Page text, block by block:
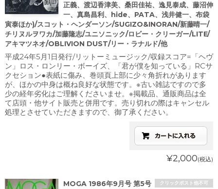
正義、渡辺香津美、桑田佳祐、逸見泰成、藤沼伸
一、真島昌利、hide、PATA、浅井健一、布袋
寅泰ほか)/スコット・ヘンダーソン/SUGIZO&INORAN/新藤晴一/
チリヌルヲワカ/加藤隆志/ユニソニック/ロビー・クリーガー/LITE/
アキマツネオ/OBLIVION DUST/リー・ラナルド/他
平成24年5月1日発行/リットーミュージック/収録スコア=「ヘヴ
ン」ロス・ロンリー・ボーイズ、「君が僕を知っている」RCサ
クセション●表紙に傷み、巻頭頁上部に少々角折れがあります
が、ほかの中身は概ね良好な状態です。※古い雑誌ですので多
少の経年劣化はご理解くださいませ。※掲載品、通販商品は全
て店頭・他サイト販売と併用です。売り切れの際はキャンセル
処理とさせていただきますので、御了承ください。
¥2,000(税込)
クリックポスト他不可
MOGA 1986年9月号 第5号